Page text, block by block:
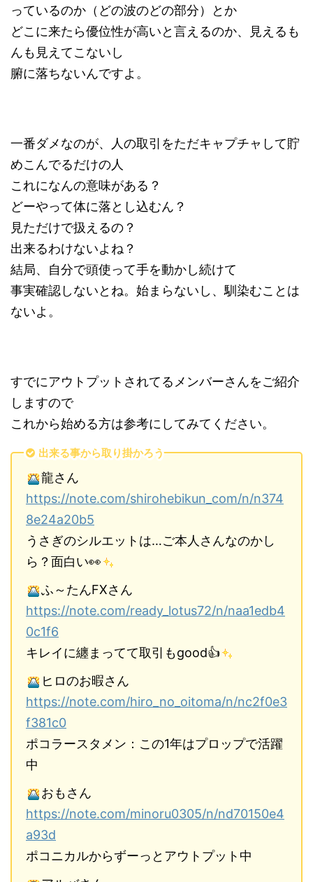
っているのか（どの波のどの部分）とか
どこに来たら優位性が高いと言えるのか、見えるも
んも見えてこないし
腑に落ちないんですよ。
一番ダメなのが、人の取引をただキャプチャして貯
めこんでるだけの人
これになんの意味がある？
どーやって体に落とし込むん？
見ただけで扱えるの？
出来るわけないよね？
結局、自分で頭使って手を動かし続けて
事実確認しないとね。始まらないし、馴染むことは
ないよ。
すでにアウトプットされてるメンバーさんをご紹介
しますので
これから始める方は参考にしてみてください。
出来る事から取り掛かろう
龍さん
https://note.com/shirohebikun_com/n/n374
8e24a20b5
うさぎのシルエットは…ご本人さんなのかし
ら？面白い👀
ふ～たんFXさん
https://note.com/ready_lotus72/n/naa1edb4
0c1f6
キレイに纏まってて取引もgood👍
ヒロのお暇さん
https://note.com/hiro_no_oitoma/n/nc2f0e3
f381c0
ポコラースタメン：この1年はプロップで活躍
中
おもさん
https://note.com/minoru0305/n/nd70150e4
a93d
ポコニカルからずーっとアウトプット中